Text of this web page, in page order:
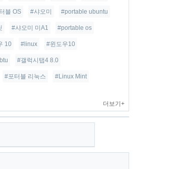
블 OS #샤오미 #portable ubuntu
#샤오미 미A1 #portable os
10 #linux #윈도우10
#갤럭시탭4 8.0
#포터블 리눅스 #Linux Mint
더보기+